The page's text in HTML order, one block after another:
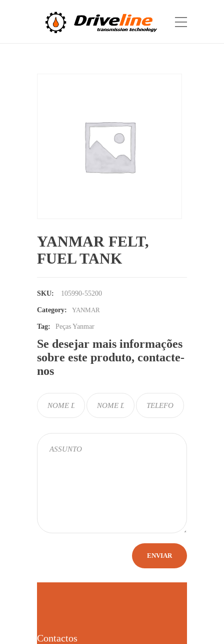
YANMAR FELT,
FUEL TANK
SKU: 105990-55200
Category: YANMAR
Tag: Peças Yanmar
Se desejar mais informações
sobre este produto, contacte-
nos
Contactos